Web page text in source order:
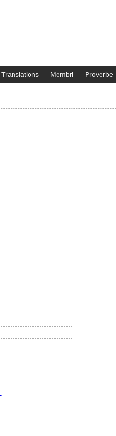
Translations Membri Proverbe